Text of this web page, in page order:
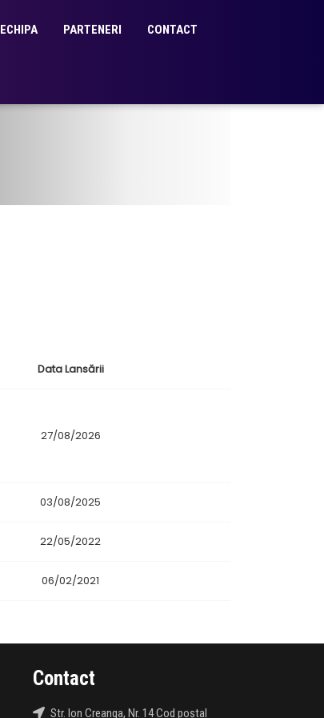
ECHIPA PARTENERI CONTACT
Data Lansării
27/08/2026
03/08/2025
22/05/2022
06/02/2021
Contact
Str. Ion Creanga, Nr. 14 Cod poștal